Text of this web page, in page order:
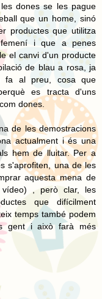
dones se les pague
que un home, sinó
productes que utilitza
i que a penes
el canvi d'un producte
de blau a rosa, ja
fa al preu, cosa que
es tracta d'uns
dones.
de les demostracions
actualment i és una
hem de lluitar. Per a
s'aprofiten, una de les
aquesta mena de
vídeo) , però clar, les
que difícilment
temps també podem
gent i això farà més